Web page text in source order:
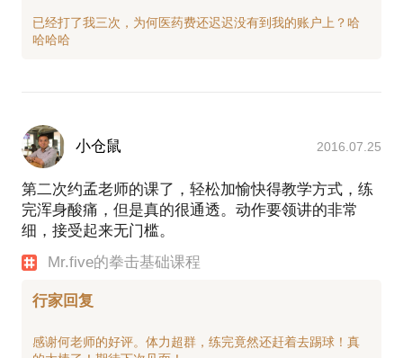
已经打了我三次，为何医药费还迟迟没有到我的账户上？哈
小仓鼠 2016.07.25
第二次约孟老师的课了，轻松加愉快得教学方式，练
完浑身酸痛，但是真的很通透。动作要领讲的非常
细，接受起来无门槛。
Mr.five的拳击基础课程
行家回复
感谢何老师的好评。体力超群，练完竟然还赶着去踢球！真